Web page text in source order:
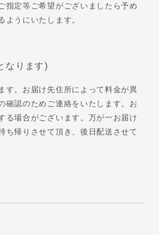
指定等ご希望がございましたら予め
ようにいたします。
なります)
す。お届け先住所によって料金が異
確認のためご連絡をいたします。お
る場合がございます。万が一お届け
ち帰りさせて頂き、後日配送させて